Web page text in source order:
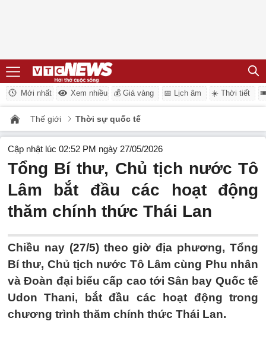
Mới nhất Xem nhiều 💰 Giá vàng 📅 Lịch âm ☀️ Thời tiết
Thế giới Thời sự quốc tế
Cập nhật lúc 02:52 PM ngày 27/05/2026
Tổng Bí thư, Chủ tịch nước Tô
Lâm bắt đầu các hoạt động
thăm chính thức Thái Lan
Chiều nay (27/5) theo giờ địa phương, Tổng
Bí thư, Chủ tịch nước Tô Lâm cùng Phu nhân
và Đoàn đại biểu cấp cao tới Sân bay Quốc tế
Udon Thani, bắt đầu các hoạt động trong
chương trình thăm chính thức Thái Lan.